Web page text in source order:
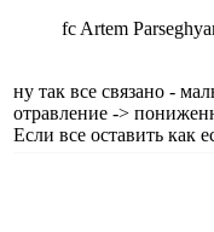
fc Artem
ну так все связано -
отравление ->
Если все оставить как